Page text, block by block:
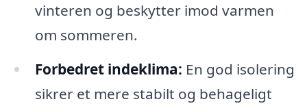
vinteren og beskytter imod varmen
om sommeren.
Forbedret indeklima: En god isolering
sikrer et mere stabilt og behageligt